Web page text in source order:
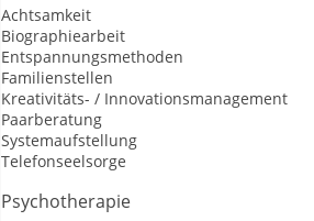
Achtsamkeit
Biographiearbeit
Entspannungsmethoden
Familienstellen
Kreativitäts- / Innovationsmanagement
Paarberatung
Systemaufstellung
Telefonseelsorge
Psychotherapie